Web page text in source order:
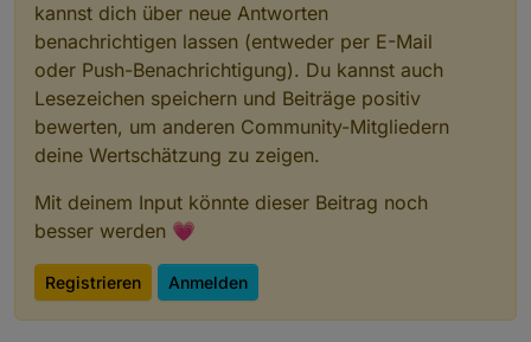
kannst dich über neue Antworten
benachrichtigen lassen (entweder per E-Mail
oder Push-Benachrichtigung). Du kannst auch
Lesezeichen speichern und Beiträge positiv
bewerten, um anderen Community-Mitgliedern
deine Wertschätzung zu zeigen.
Mit deinem Input könnte dieser Beitrag noch
besser werden 💗
Registrieren Anmelden